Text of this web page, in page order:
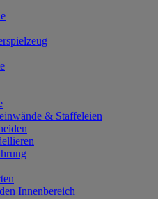
& Staffeleien
Innenbereich